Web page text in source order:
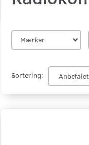
Mærker
Sortering: